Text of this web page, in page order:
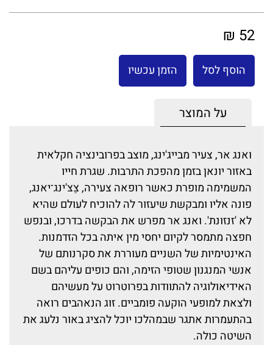
52 ₪
הוסף לסל הזמן עכשיו
על המוצר
ואנג אר, צעיר מבייג'ינג, מוצב בפרובינציה חקלאית
באזור יונאן בזמן מהפכת התרבות. שגרת חייו
המשמימה מופרת כאשר רופאה צעירה, צַצ'ינג־יאנג,
פונה אליו ומבקשת שיעזור לה להוכיח לעולם שהיא
לא 'זנזונת'. ואנג אר מפרש את הבקשה בדרכו, ובנפש
חפצה מתמסר לקיום יחסי מין איתה בכל הזדמנות.
האינטימיות של השניים מעוררת את סקרנותם של
אנשי המנגנון שטופי הזימה, והם כופים עליהם בשם
האידיאולוגיה להתוודות בפרוטרוט על מעשיהם
ולצאת למופעי הוקעה פומביים. זוג הנאהבים רואה
בהתעמרות אתגר שבמהלכו יוכל להציג באור נלעג את
השיטה כולה.